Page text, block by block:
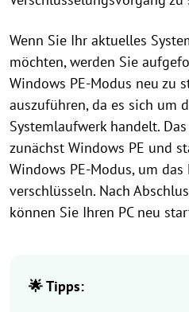
Wenn Sie Ihr aktuelles
möchten, werden Sie
Windows PE-Modus neu zu
auszuführen, da es sich um
Systemlaufwerk handelt.
zunächst Windows PE und
Windows PE-Modus, um das
verschlüsseln. Nach
können Sie Ihren PC neu
🌟 Tipps: